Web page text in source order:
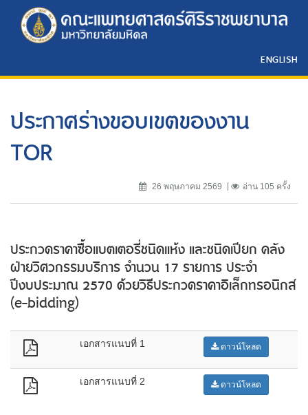
ENGLISH
ประกาศร่างขอบเขตของงาน
TOR
26 พฤษภาคม 2569 อ่าน 105 ครั้ง
ประกวดราคาซื้อแบตเตอรี่ชนิดแห้ง และชนิดเปียก คลัง
ฝ่ายวิศวกรรมบริการ จำนวน 17 รายการ ประจำ
ปีงบประมาณ 2570 ด้วยวิธีประกวดราคาอิเล็กทรอนิกส์
(e-bidding)
เอกสารแนบที่ 1 ดาวน์โหลด
เอกสารแนบที่ 2 ดาวน์โหลด